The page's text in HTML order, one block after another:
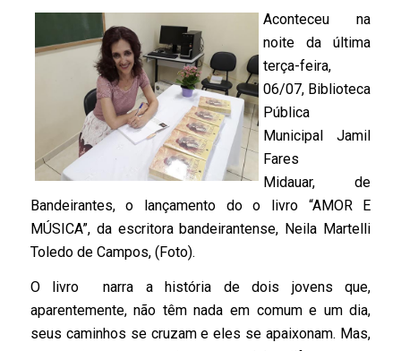
Aconteceu na
noite da última
terça-feira,
06/07, Biblioteca
Pública
Municipal Jamil
Fares
Midauar,de
Bandeirantes, o lançamento do o livro “AMOR E
MÚSICA”, da escritora bandeirantense, Neila Martelli
Toledo de Campos, (Foto).
O livro narra a história de dois jovens que,
aparentemente, não têm nada em comum e um dia,
seus caminhos se cruzam e eles se apaixonam. Mas,